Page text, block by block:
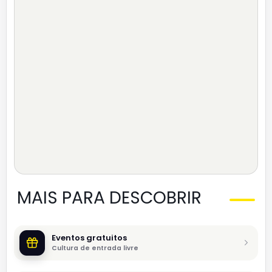
MAIS PARA DESCOBRIR
Eventos gratuitos
Cultura de entrada livre